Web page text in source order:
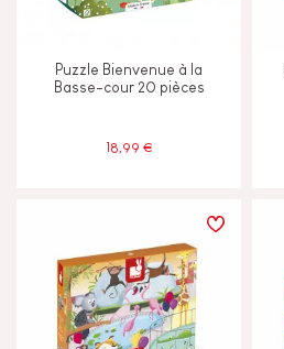
Puzzle Bienvenue à la
Basse-cour 20 pièces
18,99 €